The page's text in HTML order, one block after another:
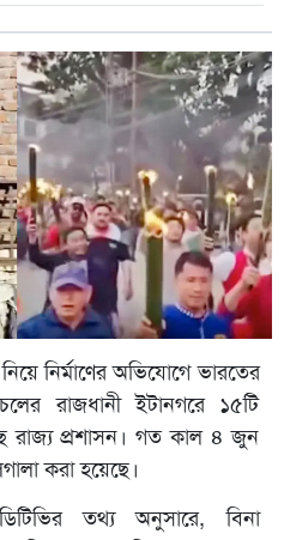
নির্মাণের অভিযোগে ভারতের
রাজধানী ইটানগরে ১৫টি
রাজ্য প্রশাসন। গত কাল ৪ জুন
করা হয়েছে।
তথ্য অনুসারে, বিনা